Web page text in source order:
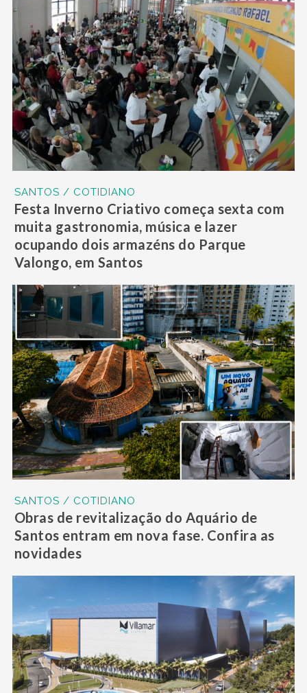
SANTOS / COTIDIANO
Festa Inverno Criativo começa sexta com
muita gastronomia, música e lazer
ocupando dois armazéns do Parque
Valongo, em Santos
SANTOS / COTIDIANO
Obras de revitalização do Aquário de
Santos entram em nova fase. Confira as
novidades